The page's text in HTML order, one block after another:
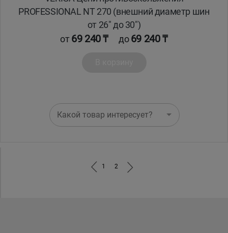
PROFESSIONAL NT 270 (внешний диаметр шин
от 26" до 30")
от69 240 ₸ до69 240 ₸
Какой товар интересует?
1 2